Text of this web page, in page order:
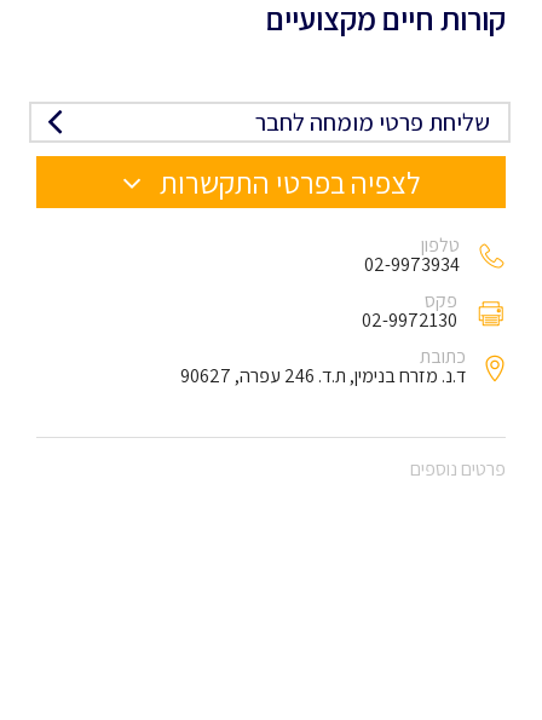
קורות חיים מקצועיים
שליחת פרטי מומחה לחבר
לצפיה בפרטי התקשרות
טלפון
02-9973934
פקס
02-9972130
כתובת
ד.נ. מזרח בנימין, ת.ד. 246 עפרה, 90627
פרטים נוספים